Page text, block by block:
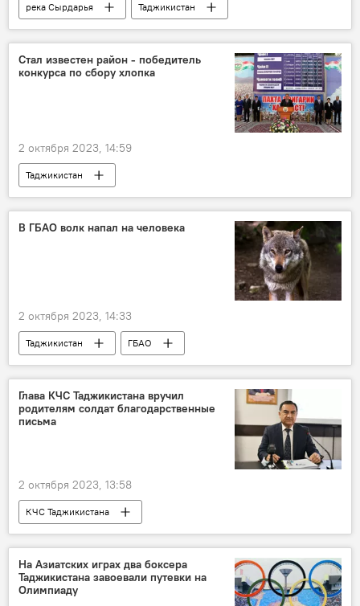
река Сырдарья
Таджикистан
Новости Худжанда и Согдийской области
Общество
Экология
Стал известен район - победитель
конкурса по сбору хлопка
2 октября 2023, 14:59
Таджикистан
Новости Худжанда и Согдийской области
Раджаб Ахмадзода
производство
В ГБАО волк напал на человека
2 октября 2023, 14:33
Таджикистан
ГБАО
КЧС Таджикистана
Происшествия, ЧП, криминал
Глава КЧС Таджикистана вручил
родителям солдат благодарственные
письма
2 октября 2023, 13:58
КЧС Таджикистана
Новости Куляба и Хатлонской области
Таджикистан
служба
На Азиатских играх два боксера
Таджикистана завоевали путевки на
Олимпиаду